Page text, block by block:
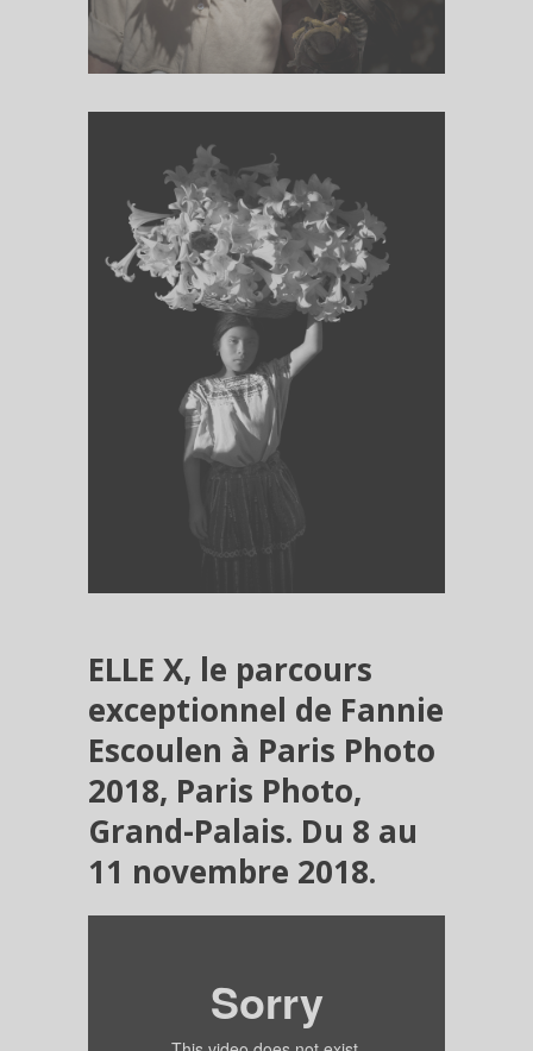
ELLE X, le parcours
exceptionnel de Fannie
Escoulen à Paris Photo
2018, Paris Photo,
Grand-Palais. Du 8 au
11 novembre 2018.